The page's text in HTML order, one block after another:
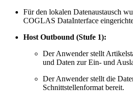
Für den lokalen Datenaustausch
COGLAS DataInterface
Host Outbound (Stufe 1):
Der Anwender stellt
und Daten zur Ein- und
Der Anwender stellt die
Schnittstellenformat bereit.